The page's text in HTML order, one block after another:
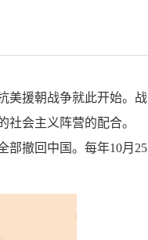
美援朝战争就此开始。战
会主义阵营的配合。
部撤回中国。每年10月25